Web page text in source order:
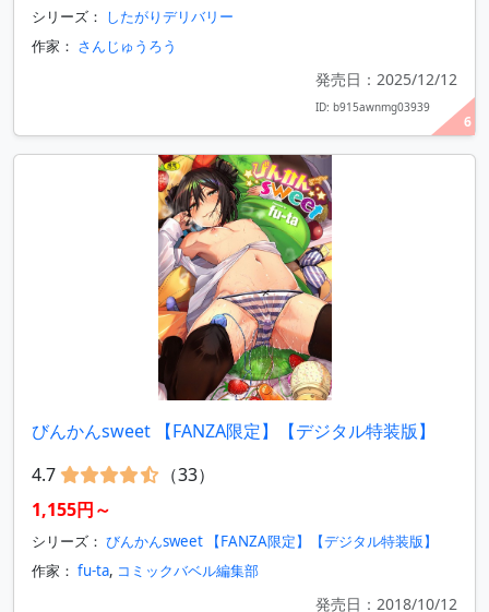
6
シリーズ： したがりデリバリー
作家： さんじゅうろう
発売日：2025/12/12
ID: b915awnmg03939
びんかんsweet 【FANZA限定】【デジタル特装版】
4.7
（33）
1,155円～
シリーズ： びんかんsweet 【FANZA限定】【デジタル特装版】
作家： fu-ta, コミックバベル編集部
発売日：2018/10/12